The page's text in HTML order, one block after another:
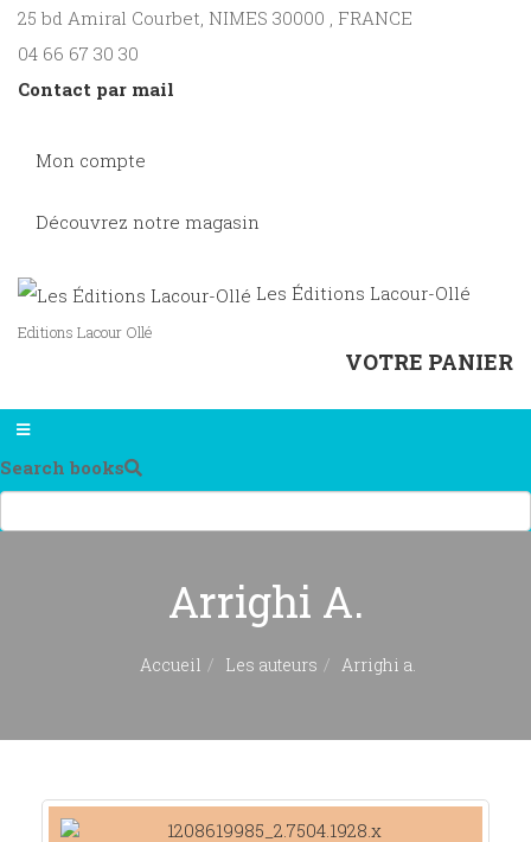
25 bd Amiral Courbet, NIMES 30000 , FRANCE
04 66 67 30 30
Contact par mail
Mon compte
Découvrez notre magasin
Les Éditions Lacour-Ollé
Editions Lacour Ollé
VOTRE PANIER
Search books
Arrighi A.
Accueil Les auteurs Arrighi a.